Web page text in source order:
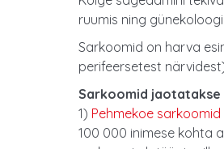
ruumis ning
Sarkoomid on harva
perifeersetest
Sarkoomid jaotatakse
1) Pehmekoe sarkoomid
100 000 inimese kohta